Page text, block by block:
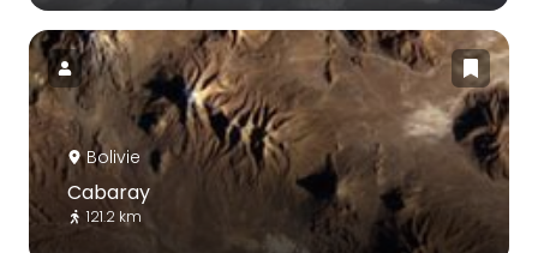
Bolivie
Cabaray
121.2 km